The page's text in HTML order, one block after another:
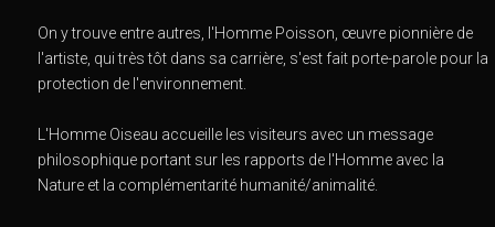
On y trouve entre autres, l'Homme Poisson, œuvre pionnière de
l'artiste, qui très tôt dans sa carrière, s'est fait porte-parole pour la
protection de l'environnement.
L'Homme Oiseau accueille les visiteurs avec un message
philosophique portant sur les rapports de l'Homme avec la
Nature et la complémentarité humanité/animalité.